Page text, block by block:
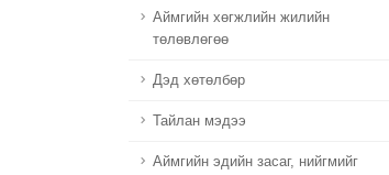
Aймгийн хөгжлийн жилийн
төлөвлөгөө
Дэд хөтөлбөр
Тайлан мэдээ
Аймгийн эдийн засаг, нийгмийг